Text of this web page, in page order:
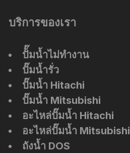
บริการของเรา
ปัั๊มน้ำไม่ทำงาน
ปั๊มน้ำรั่ว
ปั๊มน้ำ Hitachi
ปั๊มน้ำ Mitsubishi
อะไหล่ปั๊มน้ำ Hitachi
อะไหล่ปั๊มน้ำ Mitsubishi
ถังน้ำ DOS